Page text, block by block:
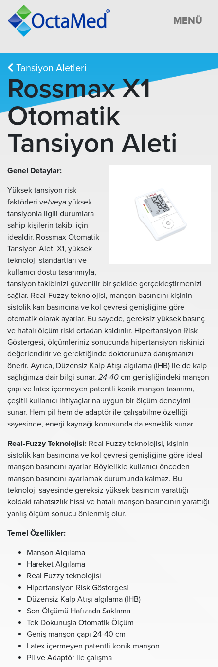
MENÜ
Tansiyon Aletleri
Rossmax X1
Otomatik
Tansiyon Aleti
Genel Detaylar:
Yüksek tansiyon risk
faktörleri ve/veya yüksek
tansiyonla ilgili durumlara
sahip kişilerin takibi için
idealdir. Rossmax Otomatik
Tansiyon Aleti X1, yüksek
teknoloji standartları ve
kullanıcı dostu tasarımıyla,
tansiyon takibinizi güvenilir bir şekilde gerçekleştirmenizi
sağlar. Real-Fuzzy teknolojisi, manşon basıncını kişinin
sistolik kan basıncına ve kol çevresi genişliğine göre
otomatik olarak ayarlar. Bu sayede, gereksiz yüksek basınç
ve hatalı ölçüm riski ortadan kaldırılır. Hipertansiyon Risk
Göstergesi, ölçümleriniz sonucunda hipertansiyon riskinizi
değerlendirir ve gerektiğinde doktorunuza danışmanızı
önerir. Ayrıca, Düzensiz Kalp Atışı algılama (IHB) ile de kalp
sağlığınıza dair bilgi sunar. 24-40 cm genişliğindeki manşon
çapı ve latex içermeyen patentli konik manşon tasarımı,
çeşitli kullanıcı ihtiyaçlarına uygun bir ölçüm deneyimi
sunar. Hem pil hem de adaptör ile çalışabilme özelliği
sayesinde, enerji kaynağı konusunda da esneklik sunar.
Real-Fuzzy Teknolojisi: Real Fuzzy teknolojisi, kişinin
sistolik kan basıncına ve kol çevresi genişliğine göre ideal
manşon basıncını ayarlar. Böylelikle kullanıcı önceden
manşon basıncını ayarlamak durumunda kalmaz. Bu
teknoloji sayesinde gereksiz yüksek basıncın yarattığı
koldaki rahatsızlık hissi ve hatalı manşon basıncının yarattığı
yanlış ölçüm sonucu önlenmiş olur.
Temel Özellikler:
Manşon Algılama
Hareket Algılama
Real Fuzzy teknolojisi
Hipertansiyon Risk Göstergesi
Düzensiz Kalp Atışı algılama (IHB)
Son Ölçümü Hafızada Saklama
Tek Dokunuşla Otomatik Ölçüm
Geniş manşon çapı 24-40 cm
Latex içermeyen patentli konik manşon
Pil ve Adaptör ile çalışma